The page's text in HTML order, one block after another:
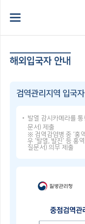
해외입국자 안내
검역관리지역 입국자
발열 감시카메라를
문서) 제출
※ 검역감염병 중 ‘홍
우 ‘발열, 발진’ 등 홍
질문서) 의무 제출